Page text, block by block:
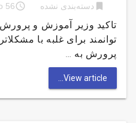
bookmark دسته‌بندی نشده access_time
56 years ago
تاکید وزیر آموزش و پرورش
توانمند برای غلبه با
پرورش به …
View article...